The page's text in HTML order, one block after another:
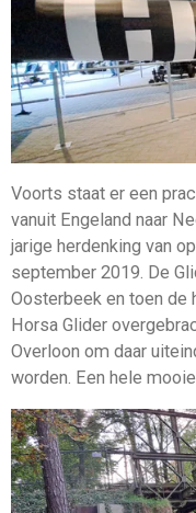
Voorts staat er een
vanuit Engeland naar
jarige herdenking van
september 2019. De
Oosterbeek en toen de
Horsa Glider
Overloon om daar
worden. Een hele